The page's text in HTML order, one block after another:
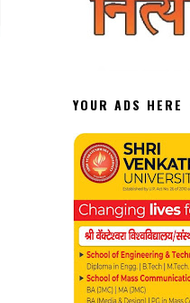
YOUR ADS HERE